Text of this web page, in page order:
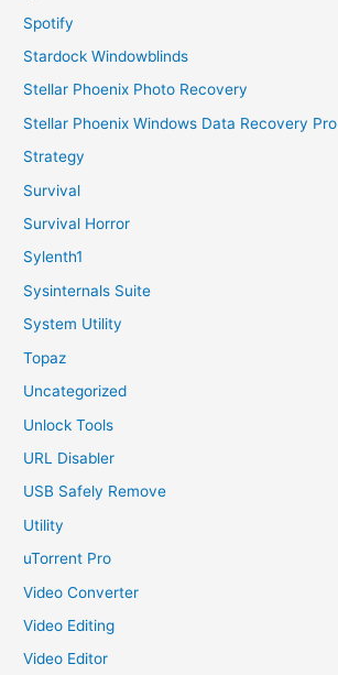
Spotify
Stardock Windowblinds
Stellar Phoenix Photo Recovery
Stellar Phoenix Windows Data Recovery Pro
Strategy
Survival
Survival Horror
Sylenth1
Sysinternals Suite
System Utility
Topaz
Uncategorized
Unlock Tools
URL Disabler
USB Safely Remove
Utility
uTorrent Pro
Video Converter
Video Editing
Video Editor